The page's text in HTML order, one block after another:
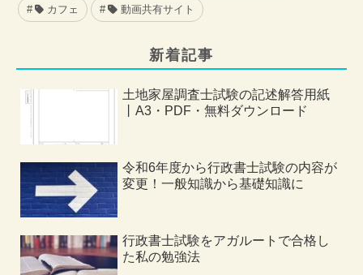
カフェ 動画共有サイト
新着記事
土地家屋調査士試験の記述解答用紙
丨A3・PDF・無料ダウンロード
令和6年度から行政書士試験の内容が
変更！一般知識から基礎知識に
行政書士試験をアガルートで合格し
た私の勉強法